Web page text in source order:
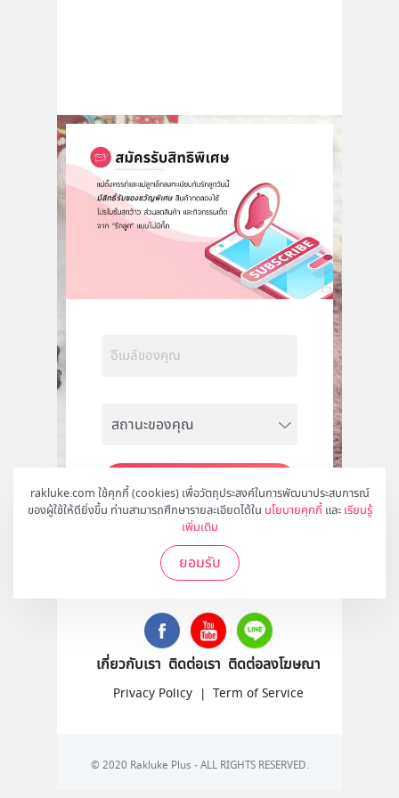
rakluke.com ใช้คุกกี้ (cookies) เพื่อวัตถุประสงค์ในการพัฒนาประสบการณ์
ของผู้ใช้ให้ดียิ่งขึ้น ท่านสามารถศึกษารายละเอียดได้ใน นโยบายคุกกี้ และ เรียนรู้
เพิ่มเติม
ยอมรับ
สมัคร
ติดตามเราได้ที่
เกี่ยวกับเรา ติดต่อเรา ติดต่อลงโฆษณา
Privacy Policy | Term of Service
© 2020 Rakluke Plus - ALL RIGHTS RESERVED.